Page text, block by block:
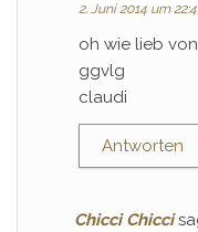
2. Juni 2014 um
oh wie lieb
ggvlg
claudi
Antworten
Chicci Chicci